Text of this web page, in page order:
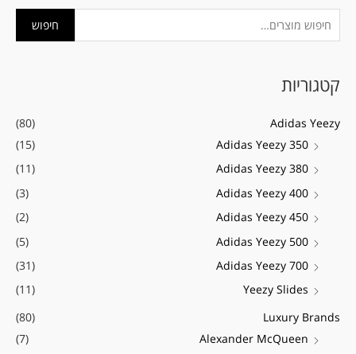
י
ו
ע
חיפוש
קטגוריות
Adidas Yeezy
(80)
Adidas Yeezy 350
(15)
Adidas Yeezy 380
(11)
Adidas Yeezy 400
(3)
Adidas Yeezy 450
(2)
Adidas Yeezy 500
(5)
Adidas Yeezy 700
(31)
Yeezy Slides
(11)
Luxury Brands
(80)
Alexander McQueen
(7)
ח
י
נ
י
מ
ל
י
ח
ק
ס
י
מ
ל
י